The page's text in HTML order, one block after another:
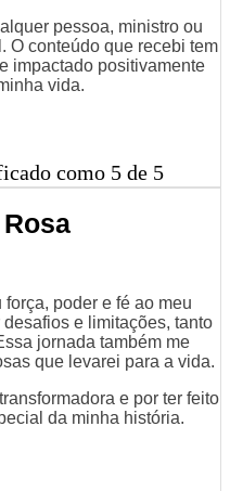
pessoa, ministro ou
O conteúdo que recebi tem
impactado positivamente
vida.
como 5 de 5
poder e fé ao meu
e limitações, tanto
jornada também me
que levarei para a vida.
e por ter feito
da minha história.